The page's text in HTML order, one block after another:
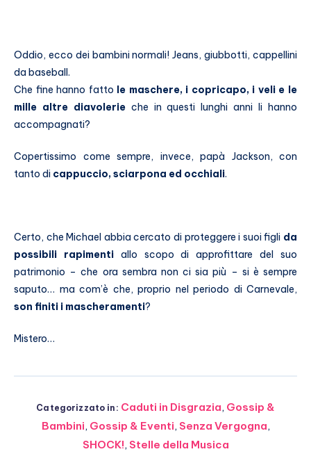
Oddio, ecco dei bambini normali! Jeans, giubbotti, cappellini
da baseball.
Che fine hanno fatto le maschere, i copricapo, i veli e le
mille altre diavolerieche in questi lunghi anni li hanno
accompagnati?
Copertissimo come sempre, invece, papà Jackson, con
tanto di cappuccio, sciarpona ed occhiali.
Certo, che Michael abbia cercato di proteggere i suoi figli da
possibili rapimenti allo scopo di approfittare del suo
patrimonio – che ora sembra non ci sia più – si è sempre
saputo… ma com’è che, proprio nel periodo di Carnevale,
son finiti i mascheramenti?
Mistero…
Categorizzato in: Caduti in Disgrazia, Gossip &
Bambini, Gossip & Eventi, Senza Vergogna,
SHOCK!, Stelle della Musica